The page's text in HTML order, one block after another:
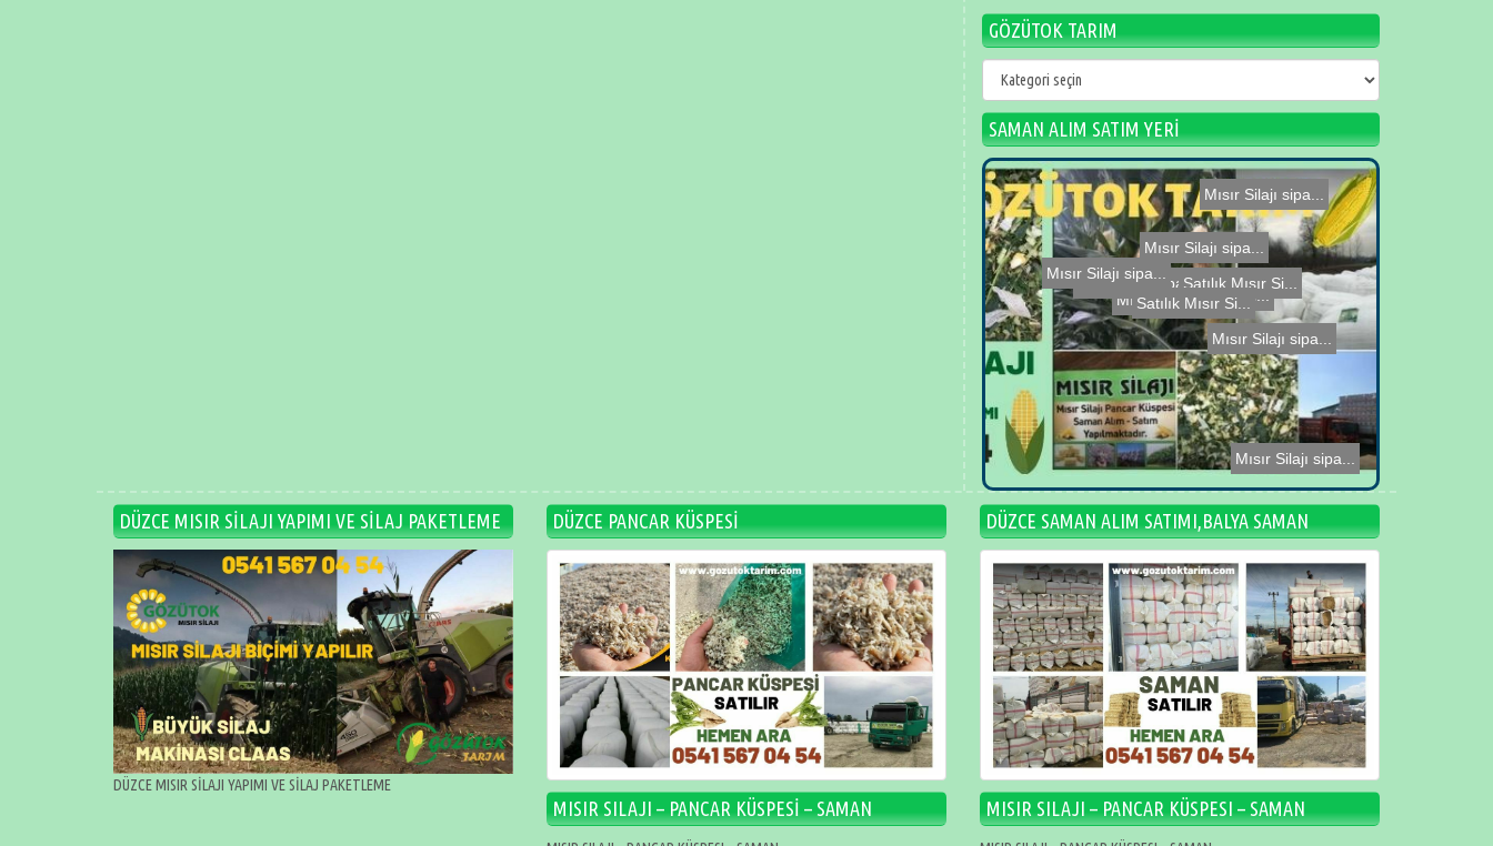
GÖZÜTOK TARIM
TARIM
SAMAN ALIM SATIM YERİ
Mısır Silajı sipa...
Satılık Mısır Si...
Mısır Silajı sipa...
Mısır Silajı sipa...
Mısır Silajı sipa...
Mısır Silajı sipa...
Mısır Silajı sipa...
Mısır Silajı sipa...
Satılık Mısır Si...
Satılık Mısır Si...
DÜZCE MISIR SİLAJI YAPIMI VE SİLAJ PAKETLEME
DÜZCE MISIR SİLAJI YAPIMI VE SİLAJ PAKETLEME
DÜZCE PANCAR KÜSPESİ DÜZCE SAMAN ALIM SATIMI,BALYA SAMAN
MISIR SILAJI – PANCAR KÜSPESİ – SAMAN MISIR SILAJI – PANCAR KÜSPESI – SAMAN